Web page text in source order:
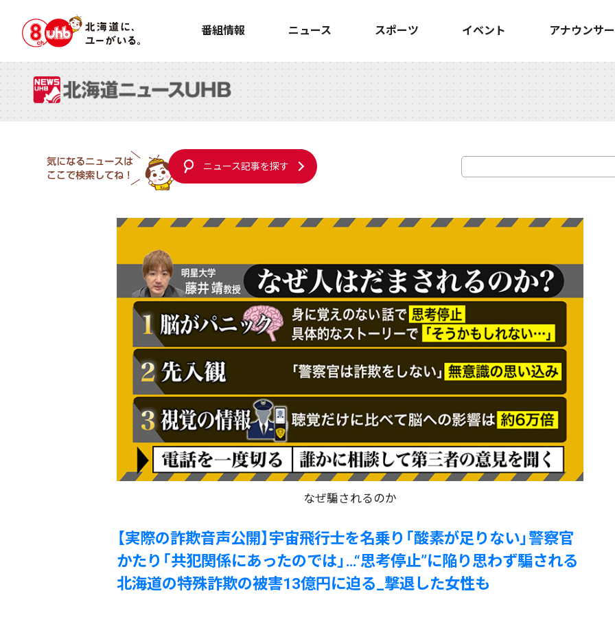
番組情報 ニュース スポーツ イベント アナウンサー
ニュース記事を探す
なぜ騙されるのか
【実際の詐欺音声公開】宇宙飛行士を名乗り「酸素が足りない」警察官
かたり「共犯関係にあったのでは」…“思考停止”に陥り思わず騙される
北海道の特殊詐欺の被害13億円に迫る_撃退した女性も